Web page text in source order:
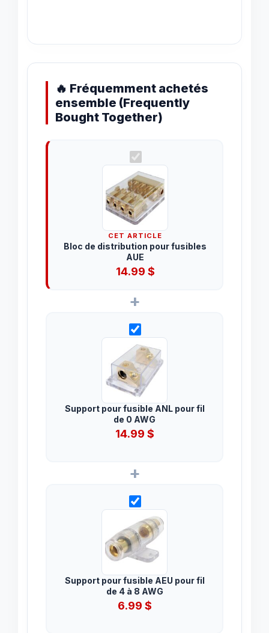
🔥 Fréquemment achetés
ensemble (Frequently
Bought Together)
CET ARTICLE
Bloc de distribution pour fusibles
AUE
14.99 $
+
Support pour fusible ANL pour fil
de 0 AWG
14.99 $
+
Support pour fusible AEU pour fil
de 4 à 8 AWG
6.99 $